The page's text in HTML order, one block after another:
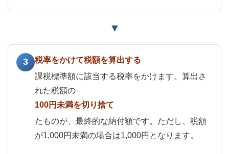
▼
3
税率をかけて税額を算出する
課税標準額に該当する税率をかけます。算出さ
れた税額の
100円未満を切り捨て
たものが、最終的な納付額です。ただし、税額
が1,000円未満の場合は1,000円となります。